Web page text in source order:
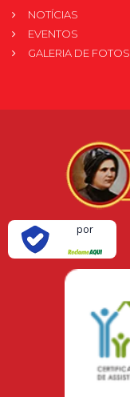
NOTÍCIAS
EVENTOS
GALERIA DE FOTOS
por